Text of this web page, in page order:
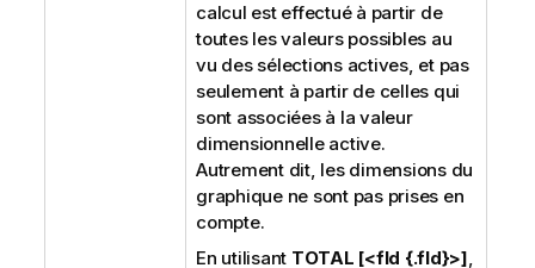
calcul est effectué à partir de
toutes les valeurs possibles au
vu des sélections actives, et pas
seulement à partir de celles qui
sont associées à la valeur
dimensionnelle active.
Autrement dit, les dimensions du
graphique ne sont pas prises en
compte.
En utilisant TOTAL [<fld {.fld}>],